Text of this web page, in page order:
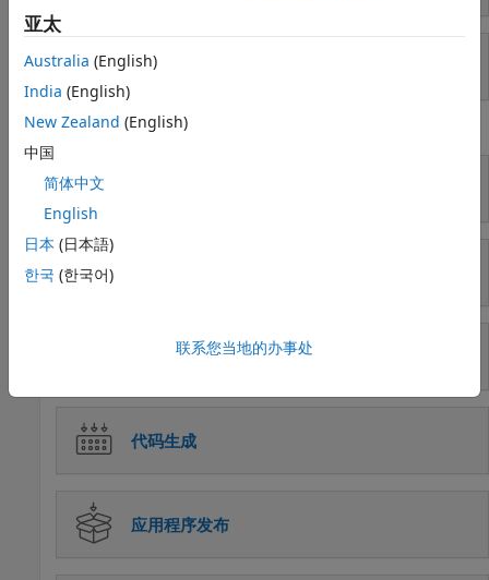
Control Systems
Test and Measurement
RF and Mixed Signal
Wireless Communications
Radar
Robotics and Autonomous Systems
FPGA, ASIC, and SoC Development
Computational Biology
Code Verification
Aerospace and Defense
Sciences
Engineering
Industries
实时仿真和测试
工作流
系统工程
代码生成
应用程序发布
亚太
Australia (English)
India (English)
New Zealand (English)
中国
简体中文
English
日本 (日本語)
한국 (한국어)
联系您当地的办事处